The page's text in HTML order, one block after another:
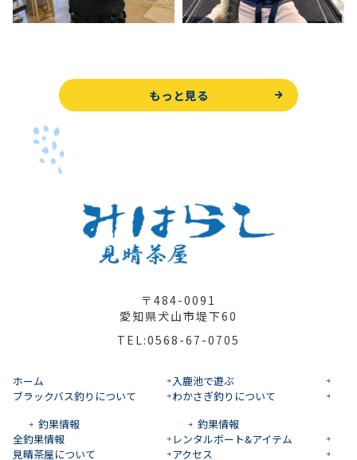
もっと見る
〒484-0091
愛知県犬山市堤下60
TEL:0568-67-0705
ホーム
入鹿池で遊ぶ
ブラックバス釣りについて
釣果情報
わかさぎ釣りについて
釣果情報
全釣果情報
レンタルボート&アイテム
見晴茶屋について
アクセス